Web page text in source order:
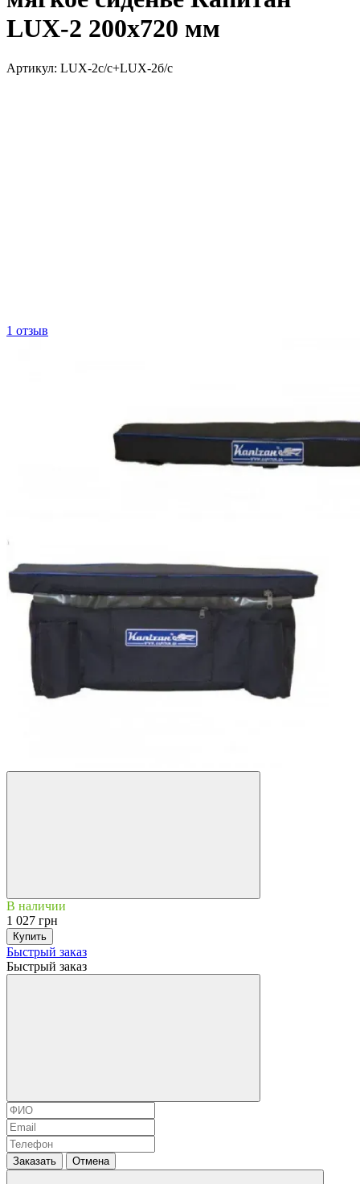
LUX-2 200х720 мм
Артикул: LUX-2с/с+LUX-2б/с
1 отзыв
В наличии
1 027 грн
Купить
Быстрый заказ
Быстрый заказ
Заказать Отмена